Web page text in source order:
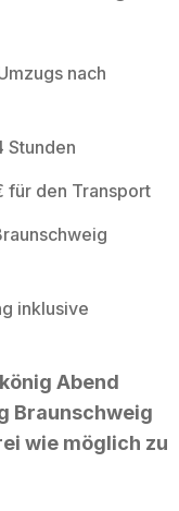
nach
Stunden
für den Transport
inklusive
Abend
Braunschweig
wie möglich zu